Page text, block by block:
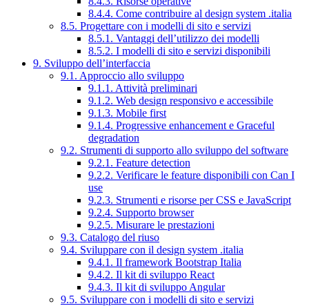
8.4.4. Come contribuire al design system .italia
8.5. Progettare con i modelli di sito e servizi
8.5.1. Vantaggi dell’utilizzo dei modelli
8.5.2. I modelli di sito e servizi disponibili
9. Sviluppo dell’interfaccia
9.1. Approccio allo sviluppo
9.1.1. Attività preliminari
9.1.2. Web design responsivo e accessibile
9.1.3. Mobile first
9.1.4. Progressive enhancement e Graceful
degradation
9.2. Strumenti di supporto allo sviluppo del software
9.2.1. Feature detection
9.2.2. Verificare le feature disponibili con Can I
use
9.2.3. Strumenti e risorse per CSS e JavaScript
9.2.4. Supporto browser
9.2.5. Misurare le prestazioni
9.3. Catalogo del riuso
9.4. Sviluppare con il design system .italia
9.4.1. Il framework Bootstrap Italia
9.4.2. Il kit di sviluppo React
9.4.3. Il kit di sviluppo Angular
9.5. Sviluppare con i modelli di sito e servizi